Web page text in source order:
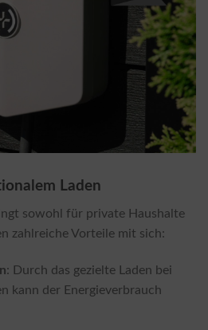
Laden
sowohl für private Haushalte
zahlreiche Vorteile mit sich:
: Durch das gezielte Laden bei
kann der Energieverbrauch